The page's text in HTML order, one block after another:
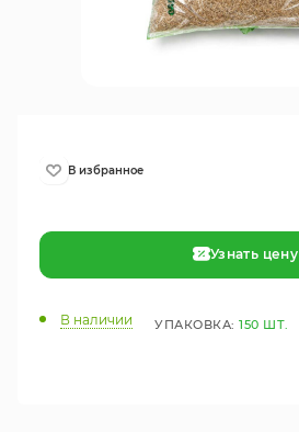
Узнать цену
В наличии УПАКОВКА: 150 ШТ.